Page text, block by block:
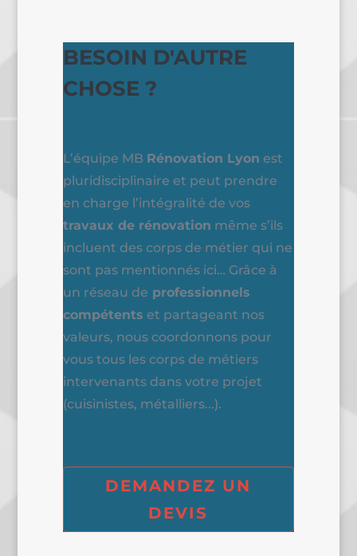
BESOIN D'AUTRE
CHOSE ?
L’équipe MB Rénovation Lyon est
pluridisciplinaire et peut prendre
en charge l’intégralité de vos
travaux de rénovation même s’ils
incluent des corps de métier qui ne
sont pas mentionnés ici… Grâce à
un réseau de professionnels
compétents et partageant nos
valeurs, nous coordonnons pour
vous tous les corps de métiers
intervenants dans votre projet
(cuisinistes, métalliers...).
DEMANDEZ UN
DEVIS